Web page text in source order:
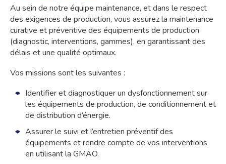
Au sein de notre équipe maintenance, et dans le respect
des exigences de production, vous assurez la maintenance
curative et préventive des équipements de production
(diagnostic, interventions, gammes), en garantissant des
délais et une qualité optimaux.
Vos missions sont les suivantes :
Identifier et diagnostiquer un dysfonctionnement sur
les équipements de production, de conditionnement et
de distribution d’énergie.
Assurer le suivi et l’entretien préventif des
équipements et rendre compte de vos interventions
en utilisant la GMAO.